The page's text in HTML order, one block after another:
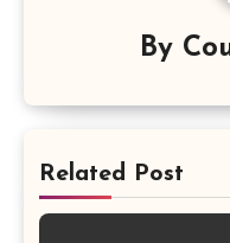
By
Related Post